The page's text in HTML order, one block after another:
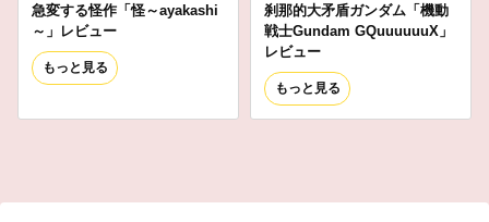
急変する怪作「怪～ayakashi
～」レビュー
もっと見る
刹那的大矛盾ガンダム「機動
戦士Gundam GQuuuuuuX」
レビュー
もっと見る